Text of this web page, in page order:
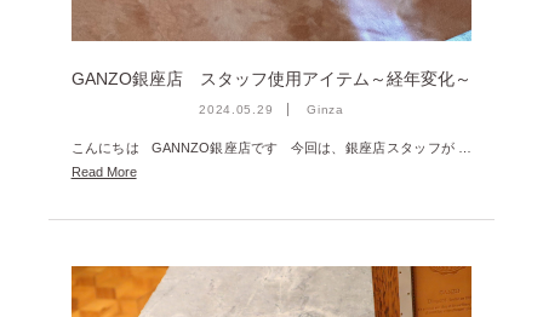
2024年11月 [5]
2024年8月 [2]
2024年6月 [4]
2024年5月 [4]
2024年4月 [3]
GANZO銀座店 スタッフ使用アイテム～経年変化～
2024.05.29 Ginza
こんにちは GANNZO銀座店です 今回は、銀座店スタッフが …
Read More